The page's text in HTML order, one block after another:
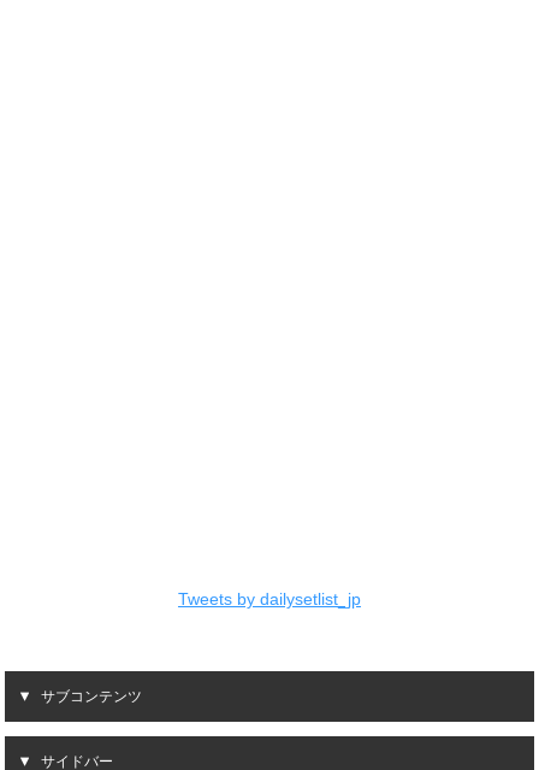
Tweets by dailysetlist_jp
サブコンテンツ
サイドバー